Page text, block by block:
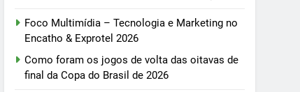
Foco Multimídia – Tecnologia e Marketing no
Encatho & Exprotel 2026
Como foram os jogos de volta das oitavas de
final da Copa do Brasil de 2026